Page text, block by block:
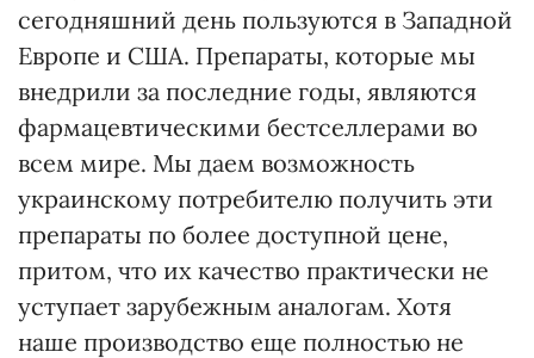
сегодняшний день пользуются в Западной
Европе и США. Препараты, которые мы
внедрили за последние годы, являются
фармацевтическими бестселлерами во
всем мире. Мы даем возможность
украинскому потребителю получить эти
препараты по более доступной цене,
притом, что их качество практически не
уступает зарубежным аналогам. Хотя
наше производство еще полностью не